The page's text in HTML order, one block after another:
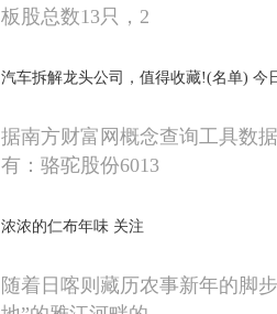
板股总数13只，2
汽车拆解龙头公司，值得收藏!(名单) 今
据南方财富网概念查询工具数
有：骆驼股份6013
浓浓的仁布年味 关注
随着日喀则藏历农事新年的脚